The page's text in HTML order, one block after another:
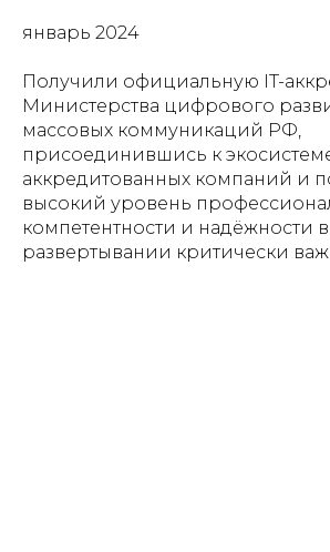
январь 2024
Получили официальную IT-
Министерства цифрового
массовых коммуникаций РФ,
присоединившись к
аккредитованных компаний и
высокий уровень
компетентности и надёжности
развертывании критически